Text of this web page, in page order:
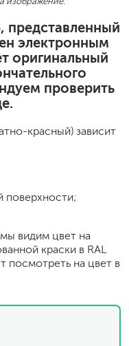
представленный
электронным
оригинальный
проверить
красный) зависит
поверхности;
видим цвет на
краски в RAL
посмотреть на цвет в